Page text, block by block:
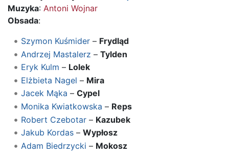
Muzyka: Antoni Wojnar
Obsada:
Szymon Kuśmider– Frydląd
Andrzej Mastalerz – Tylden
Eryk Kulm – Lolek
Elżbieta Nagel – Mira
Jacek Mąka – Cypel
Monika Kwiatkowska – Reps
Robert Czebotar– Kazubek
Jakub Kordas– Wypłosz
Adam Biedrzycki – Mokosz